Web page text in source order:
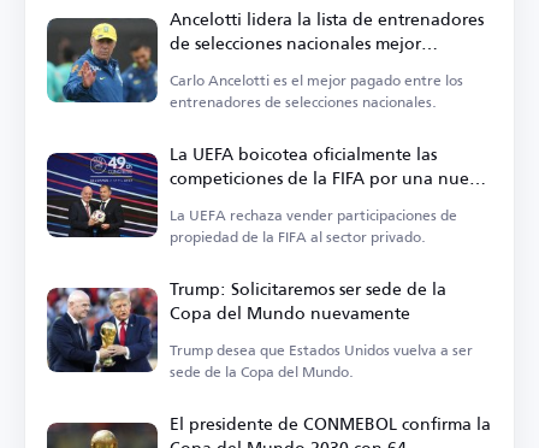
Ancelotti lidera la lista de entrenadores
de selecciones nacionales mejor
pagados
Carlo Ancelotti es el mejor pagado entre los
entrenadores de selecciones nacionales.
La UEFA boicotea oficialmente las
competiciones de la FIFA por una nueva
La UEFA rechaza vender participaciones de
propiedad de la FIFA al sector privado.
Trump: Solicitaremos ser sede de la
Copa del Mundo nuevamente
Trump desea que Estados Unidos vuelva a ser
sede de la Copa del Mundo.
El presidente de CONMEBOL confirma la